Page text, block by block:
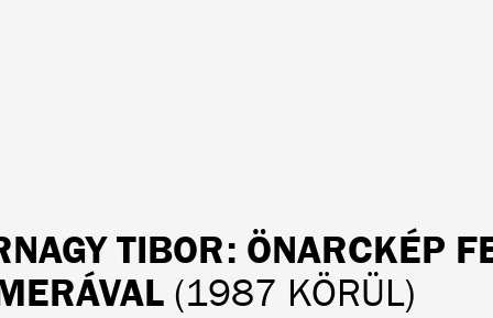
TIBOR: ÖNARCKÉP
(1987 KÖRÜL)